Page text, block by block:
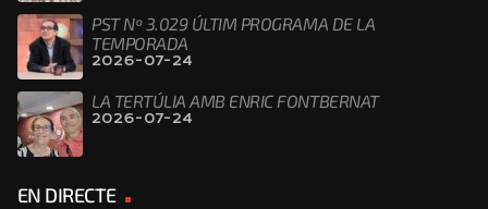
PST Nº 3.029 ÚLTIM PROGRAMA DE LA
TEMPORADA
2026-07-24
LA TERTÚLIA AMB ENRIC FONTBERNAT
2026-07-24
EN DIRECTE